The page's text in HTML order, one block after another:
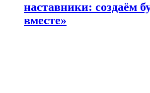
наставники: создаём
вместе»